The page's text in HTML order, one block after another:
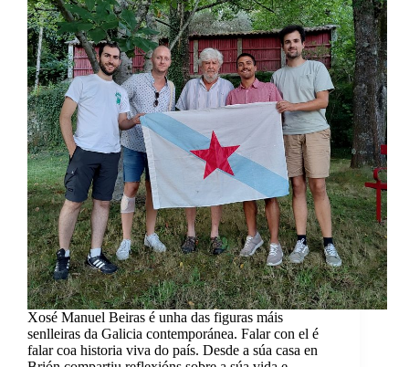
Xosé Manuel Beiras é unha das figuras máis
senlleiras da Galicia contemporánea. Falar con el é
falar coa historia viva do país. Desde a súa casa en